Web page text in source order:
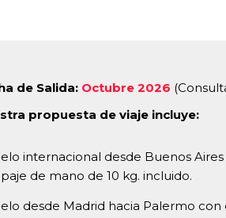
de Salida: Octubre 2026
propuesta de viaje incluye:
internacional desde Buenos
de mano de 10 kg. incluido.
desde Madrid hacia Palermo